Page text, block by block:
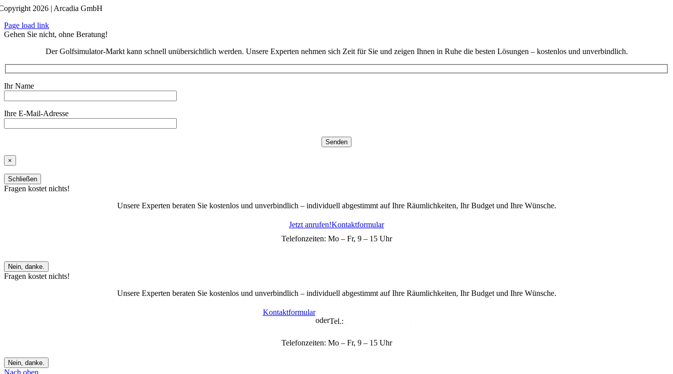
2026 | Arcadia GmbH
Page load link
Gehen Sie nicht, ohne Beratung!
Der Golfsimulator-Markt kann schnell unübersichtlich werden. Unsere Experten nehmen sich Zeit für Sie und zeigen Ihnen in Ruhe die besten Lösungen – kostenlos und unverbindlich.
Ihr Name
Ihre E-Mail-Adresse
×
Schließen
Fragen kostet nichts!
Unsere Experten beraten Sie kostenlos und unverbindlich – individuell abgestimmt auf Ihre Räumlichkeiten, Ihr Budget und Ihre Wünsche.
Jetzt anrufen!Kontaktformular
Telefonzeiten: Mo – Fr, 9 – 15 Uhr
Nein, danke.
Fragen kostet nichts!
Unsere Experten beraten Sie kostenlos und unverbindlich – individuell abgestimmt auf Ihre Räumlichkeiten, Ihr Budget und Ihre Wünsche.
Kontaktformular
oderTel.:
Telefonzeiten: Mo – Fr, 9 – 15 Uhr
Nein, danke.